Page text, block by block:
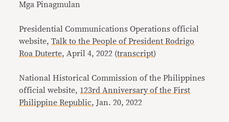
Mga Pinagmulan
Presidential Communications Operations official
website,Talk to the People of President Rodrigo
Roa Duterte, April 4, 2022 (transcript)
National Historical Commission of the Philippines
official website, 123rd Anniversary of the First
Philippine Republic, Jan. 20, 2022